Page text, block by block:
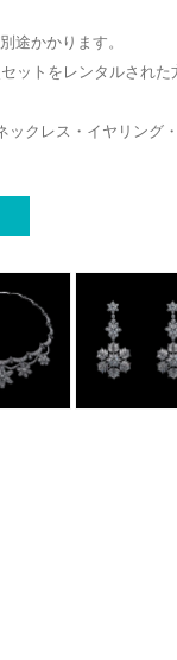
途かかります。
ットをレンタルされ
クレス・イヤリング・